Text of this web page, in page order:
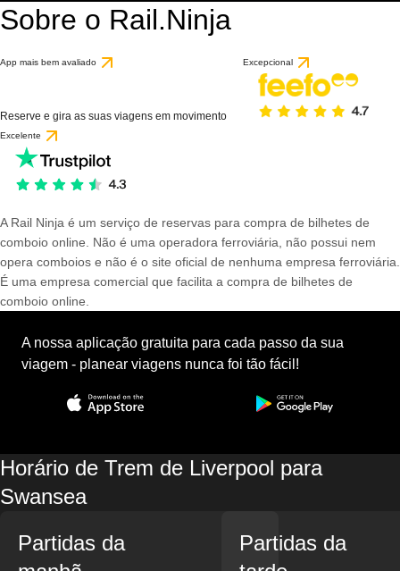
Sobre o Rail.Ninja
App mais bem avaliado
Reserve e gira as suas viagens em movimento
Excepcional
Excelente
A Rail Ninja é um serviço de reservas para compra de bilhetes de
comboio online. Não é uma operadora ferroviária, não possui nem
opera comboios e não é o site oficial de nenhuma empresa ferroviária.
É uma empresa comercial que facilita a compra de bilhetes de
comboio online.
A nossa aplicação gratuita para cada passo da sua
viagem - planear viagens nunca foi tão fácil!
Horário de Trem de Liverpool para
Swansea
Partidas da
Partidas da